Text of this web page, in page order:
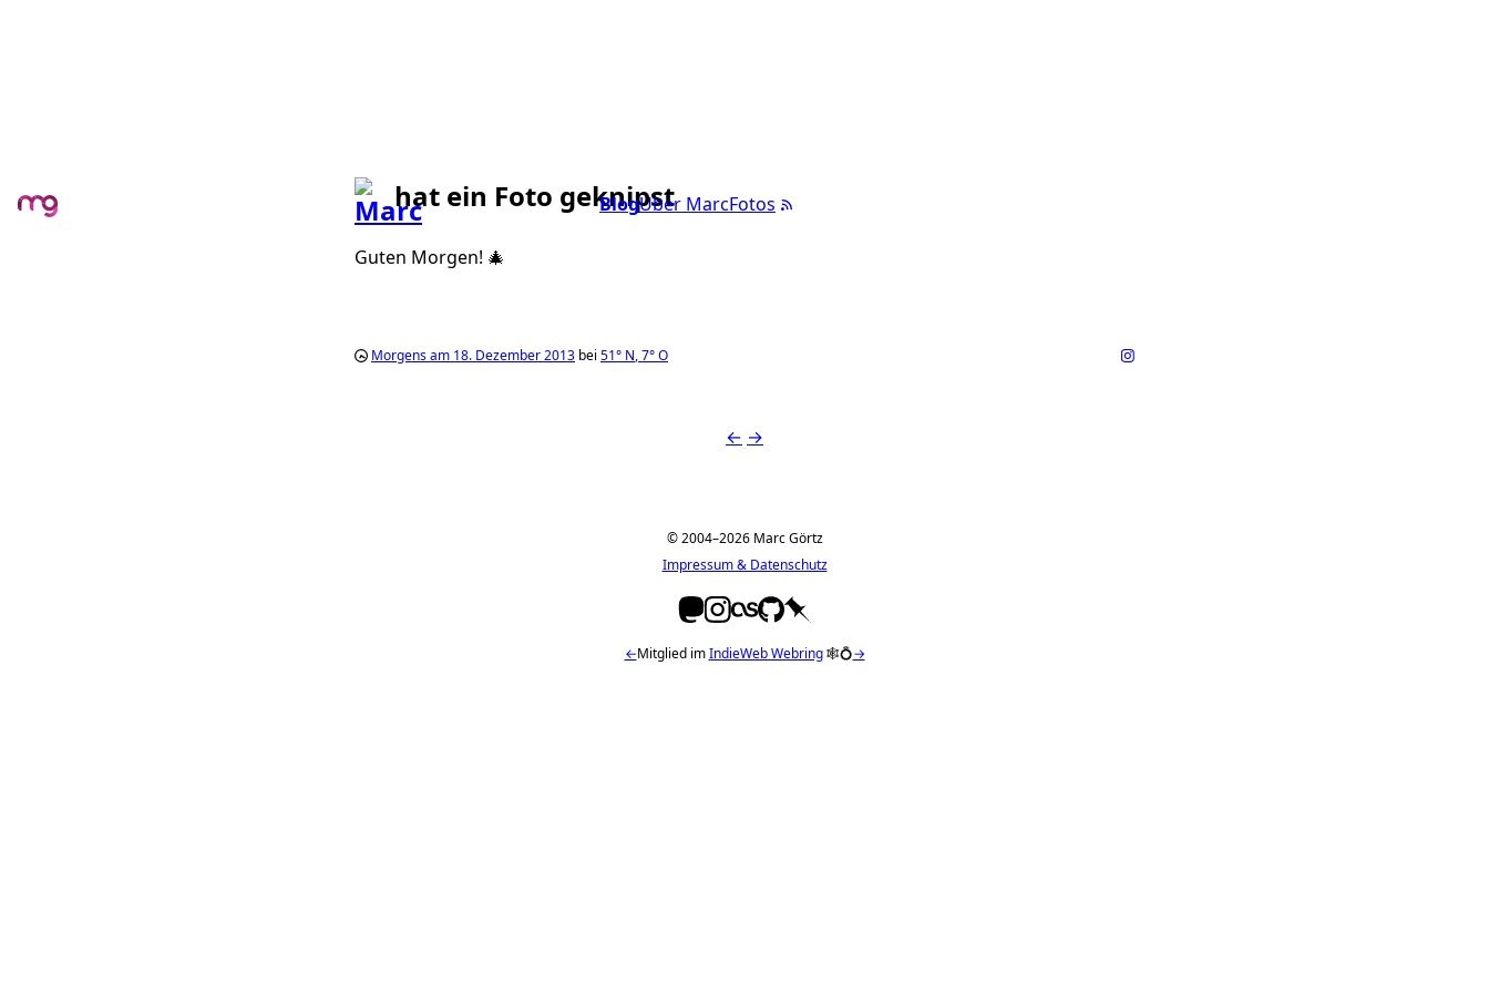
BlogÜber MarcFotos
hat ein Foto geknipst
Guten Morgen! 🎄
Morgens am 18. Dezember 2013 bei 51° N,7°O
← →
© 2004–2026 Marc Görtz
Impressum & Datenschutz
←Mitglied imIndieWeb Webring🕸💍→